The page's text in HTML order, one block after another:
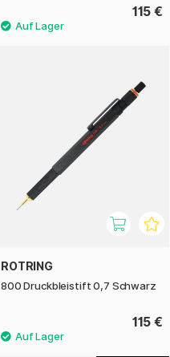
115 €
ROTRING
800 Druckbleistift 0,7 Schwarz
115 €